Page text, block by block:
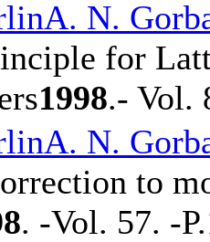
A. N.
for
1998.- Vol.
A. N.
to
. -Vol. 57. -